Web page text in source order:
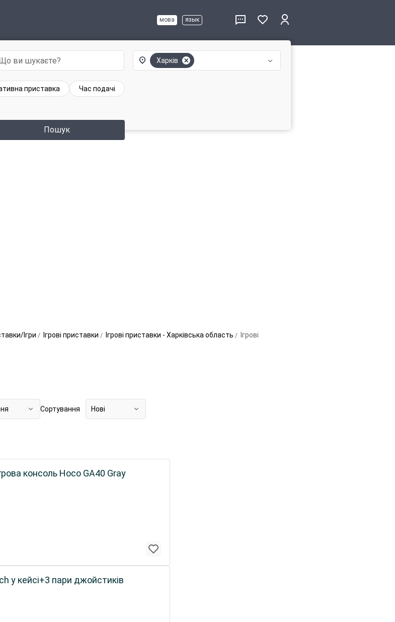
мова язык
Харків
Пошук
приставка Час подачі
Ігри Ігрові приставки Ігрові приставки - Харківська область
Ігрові
Сортування Нові
консоль Hoco GA40 Gray
у кейсі+3 пари джойстиків